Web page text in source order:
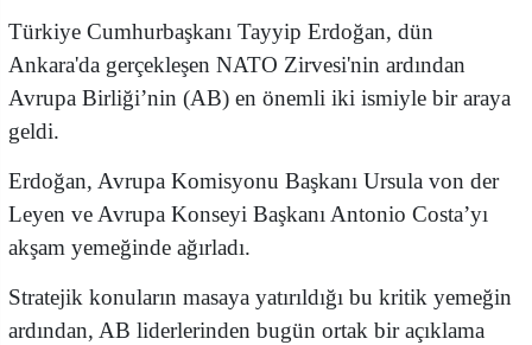
Türkiye Cumhurbaşkanı Tayyip Erdoğan, dün
Ankara'da gerçekleşen NATO Zirvesi'nin ardından
Avrupa Birliği’nin (AB) en önemli iki ismiyle bir araya
geldi.
​Erdoğan, Avrupa Komisyonu Başkanı Ursula von der
Leyen ve Avrupa Konseyi Başkanı Antonio Costa’yı
akşam yemeğinde ağırladı.
Stratejik konuların masaya yatırıldığı bu kritik yemeğin
ardından, AB liderlerinden bugün ortak bir açıklama